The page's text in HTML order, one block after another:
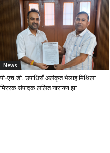
News
पी-एच.डी. उपाधिसँ अलंकृत भेलाह मिथिला
मिररक संपादक ललित नारायण झा